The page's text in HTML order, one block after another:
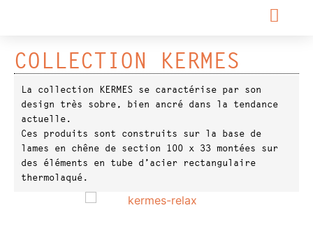
COLLECTION KERMES
La collection KERMES se caractérise par son
design très sobre, bien ancré dans la tendance
actuelle.
Ces produits sont construits sur la base de
lames en chêne de section 100 x 33 montées sur
des éléments en tube d’acier rectangulaire
thermolaqué.